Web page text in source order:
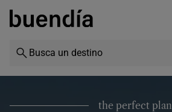
Skip
content
the perfect plan